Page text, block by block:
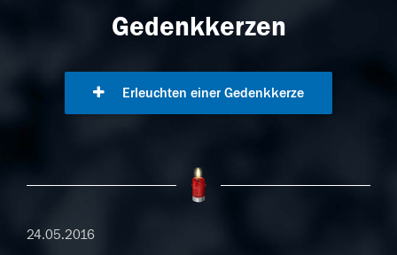
Gedenkkerzen
Erleuchten einer Gedenkkerze
24.05.2016